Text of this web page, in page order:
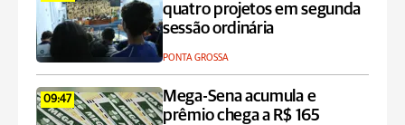
quatro projetos em segunda
sessão ordinária
PONTA GROSSA
09:47
Mega-Sena acumula e
prêmio chega a R$ 165